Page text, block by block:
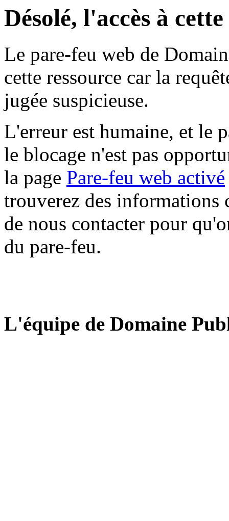
Désolé, l'accès à
Le pare-feu web de
cette ressource car la
jugée suspicieuse.
L'erreur est humaine, et le
le blocage n'est pas
la page Pare-feu web activé
trouverez des informations
de nous contacter pour
du pare-feu.
L'équipe de Domaine